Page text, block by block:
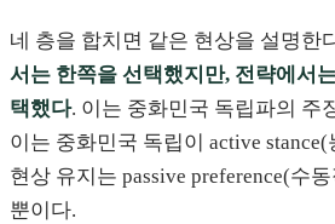
네 층을 합치면 같은 현상을 설명한
서는 한쪽을 선택했지만, 전략에서
택했다. 이는 중화민국 독립파의 주
이는 중화민국 독립이 active
현상 유지는 passive preference(수
뿐이다.